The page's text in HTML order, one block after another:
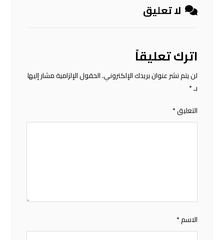
لا تعليق
اترك تعليقاً
لن يتم نشر عنوان بريدك الإلكتروني.الحقول الإلزامية مشار إليها
بـ*
التعليق*
الاسم*